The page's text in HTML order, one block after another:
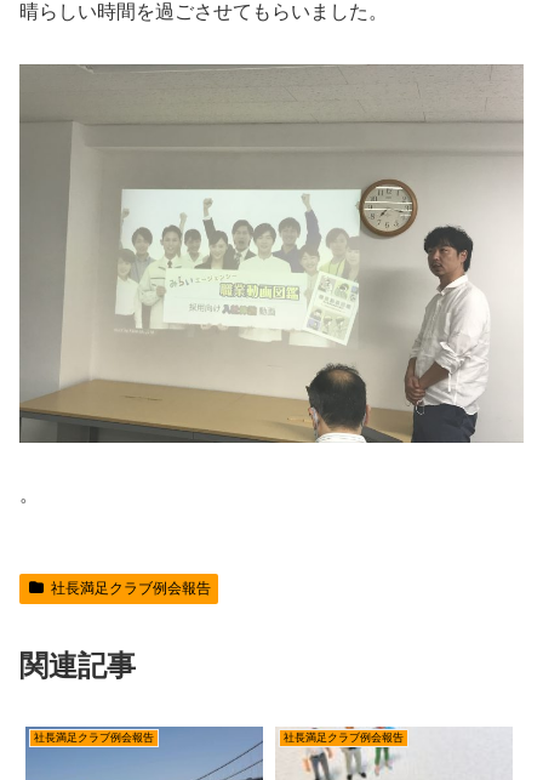
晴らしい時間を過ごさせてもらいました。
。
社長満足クラブ例会報告
関連記事
社長満足クラブ例会報告 社長満足クラブ例会報告